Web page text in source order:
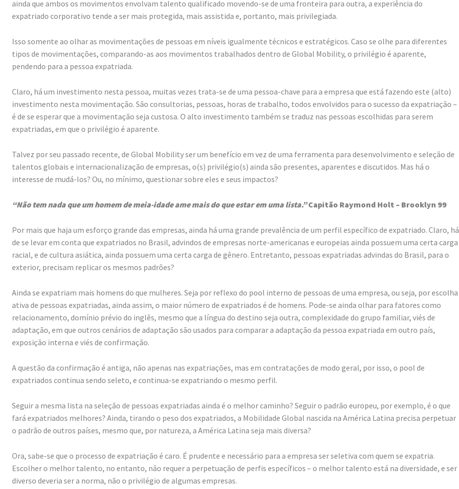
ainda que ambos os movimentos envolvam talento qualificado movendo-se de uma fronteira para outra, a experiência do
expatriado corporativo tende a ser mais protegida, mais assistida e, portanto, mais privilegiada.
Isso somente ao olhar as movimentações de pessoas em níveis igualmente técnicos e estratégicos. Caso se olhe para diferentes
tipos de movimentações, comparando-as aos movimentos trabalhados dentro de Global Mobility, o privilégio é aparente,
pendendo para a pessoa expatriada.
Claro, há um investimento nesta pessoa, muitas vezes trata-se de uma pessoa-chave para a empresa que está fazendo este (alto)
investimento nesta movimentação. São consultorias, pessoas, horas de trabalho, todos envolvidos para o sucesso da expatriação –
é de se esperar que a movimentação seja custosa. O alto investimento também se traduz nas pessoas escolhidas para serem
expatriadas, em que o privilégio é aparente.
Talvez por seu passado recente, de Global Mobility ser um benefício em vez de uma ferramenta para desenvolvimento e seleção de
talentos globais e internacionalização de empresas, o(s) privilégio(s) ainda são presentes, aparentes e discutidos. Mas há o
interesse de mudá-los? Ou, no mínimo, questionar sobre eles e seus impactos?
“Não tem nada que um homem de meia-idade ame mais do que estar em uma lista.”Capitão Raymond Holt – Brooklyn 99
Por mais que haja um esforço grande das empresas, ainda há uma grande prevalência de um perfil específico de expatriado. Claro, há
de se levar em conta que expatriados no Brasil, advindos de empresas norte-americanas e europeias ainda possuem uma certa carga
racial, e de cultura asiática, ainda possuem uma certa carga de gênero. Entretanto, pessoas expatriadas advindas do Brasil, para o
exterior, precisam replicar os mesmos padrões?
Ainda se expatriam mais homens do que mulheres. Seja por reflexo do pool interno de pessoas de uma empresa, ou seja, por escolha
ativa de pessoas expatriadas, ainda assim, o maior número de expatriados é de homens. Pode-se ainda olhar para fatores como
relacionamento, domínio prévio do inglês, mesmo que a língua do destino seja outra, complexidade do grupo familiar, viés de
adaptação, em que outros cenários de adaptação são usados para comparar a adaptação da pessoa expatriada em outro país,
exposição interna e viés de confirmação.
A questão da confirmação é antiga, não apenas nas expatriações, mas em contratações de modo geral, por isso, o pool de
expatriados continua sendo seleto, e continua-se expatriando o mesmo perfil.
Seguir a mesma lista na seleção de pessoas expatriadas ainda é o melhor caminho? Seguir o padrão europeu, por exemplo, é o que
fará expatriados melhores? Ainda, tirando o peso dos expatriados, a Mobilidade Global nascida na América Latina precisa perpetuar
o padrão de outros países, mesmo que, por natureza, a América Latina seja mais diversa?
Ora, sabe-se que o processo de expatriação é caro. É prudente e necessário para a empresa ser seletiva com quem se expatria.
Escolher o melhor talento, no entanto, não requer a perpetuação de perfis específicos – o melhor talento está na diversidade, e ser
diverso deveria ser a norma, não o privilégio de algumas empresas.